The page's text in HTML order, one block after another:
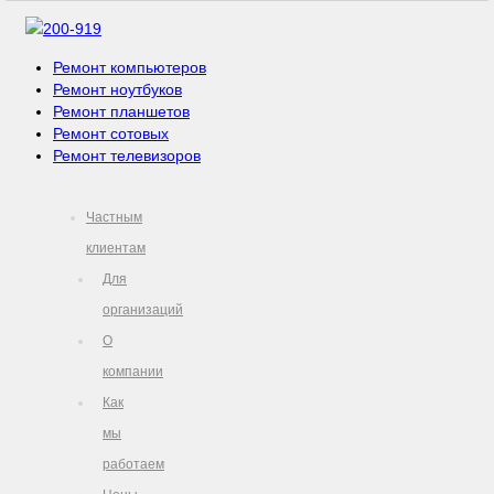
200-919
Ремонт компьютеров
Ремонт ноутбуков
Ремонт планшетов
Ремонт сотовых
Ремонт телевизоров
Частным
клиентам
Для
организаций
О
компании
Как
мы
работаем